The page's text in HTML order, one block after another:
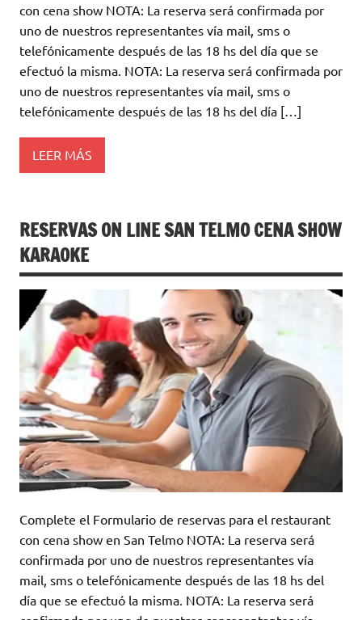
con cena show NOTA: La reserva será confirmada por
uno de nuestros representantes vía mail, sms o
telefónicamente después de las 18 hs del día que se
efectuó la misma. NOTA: La reserva será confirmada por
uno de nuestros representantes vía mail, sms o
telefónicamente después de las 18 hs del día […]
LEER MÁS
RESERVAS ON LINE SAN TELMO CENA SHOW
KARAOKE
Complete el Formulario de reservas para el restaurant
con cena show en San Telmo NOTA: La reserva será
confirmada por uno de nuestros representantes vía
mail, sms o telefónicamente después de las 18 hs del
día que se efectuó la misma. NOTA: La reserva será